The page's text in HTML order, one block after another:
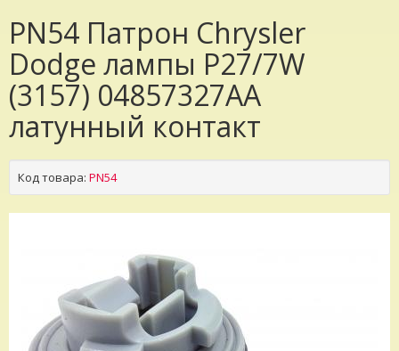
PN54 Патрон Chrysler
Dodge лампы Р27/7W
(3157) 04857327AA
латунный контакт
Код товара: PN54